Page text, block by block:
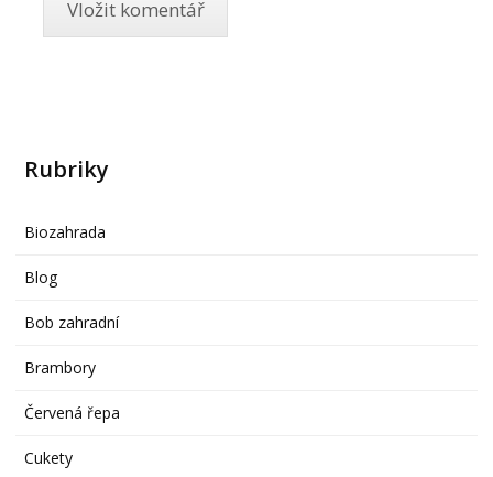
Rubriky
Biozahrada
Blog
Bob zahradní
Brambory
Červená řepa
Cukety